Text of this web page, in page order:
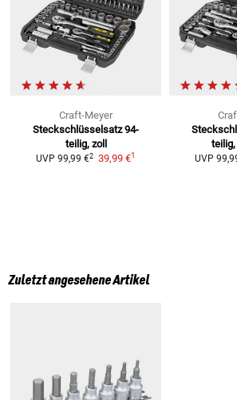
Craft-Meyer
Steckschlüsselsatz 94-
teilig, zoll
UVP 99,99 €2 39,99 €1 UVP
Zuletzt angesehene Artikel